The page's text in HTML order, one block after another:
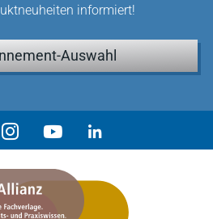
informiert!
Auswahl